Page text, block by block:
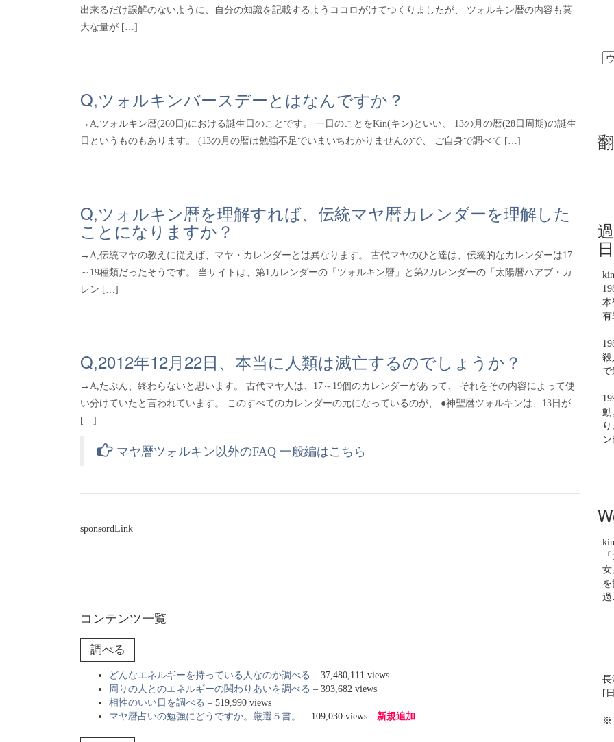
出来るだけ誤解のないように、自分の知識を記載するようココロがけてつくりましたが、 ツォルキン暦の内容も莫
大な量が […]
Q,ツォルキンバースデーとはなんですか？
→A,ツォルキン暦(260日)における誕生日のことです。 一日のことをKin(キン)といい、 13の月の暦(28日周期)の誕生
日というものもあります。 (13の月の暦は勉強不足でいまいちわかりませんので、 ご自身で調べて […]
Q,ツォルキン暦を理解すれば、伝統マヤ暦カレンダーを理解した
ことになりますか？
→A,伝統マヤの教えに従えば、マヤ・カレンダーとは異なります。 古代マヤのひと達は、伝統的なカレンダーは17
～19種類だったそうです。 当サイトは、第1カレンダーの「ツォルキン暦」と第2カレンダーの「太陽暦ハアブ・カ
レン […]
Q,2012年12月22日、本当に人類は滅亡するのでしょうか？
→A,たぶん、終わらないと思います。 古代マヤ人は、17～19個のカレンダーがあって、 それをその内容によって使
い分けていたと言われています。 このすべてのカレンダーの元になっているのが、 ●神聖暦ツォルキンは、13日が
[…]
マヤ暦ツォルキン以外のFAQ 一般編はこちら
sponsordLink
コンテンツ一覧
調べる
どんなエネルギーを持っている人なのか調べる – 37,480,111 views
周りの人とのエネルギーの関わりあいを調べる – 393,682 views
相性のいい日を調べる – 519,990 views
マヤ暦占いの勉強にどうですか。厳選５書。
– 109,030 views 新規追加
本
有
殺
で
動
女
過
長
[
※